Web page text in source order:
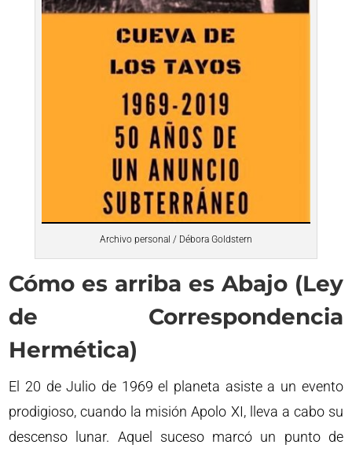
Archivo personal / Débora Goldstern
Cómo es arriba es Abajo (Ley
de Correspondencia
Hermética)
El 20 de Julio de 1969 el planeta asiste a un evento
prodigioso, cuando la misión Apolo XI, lleva a cabo su
descenso lunar. Aquel suceso marcó un punto de